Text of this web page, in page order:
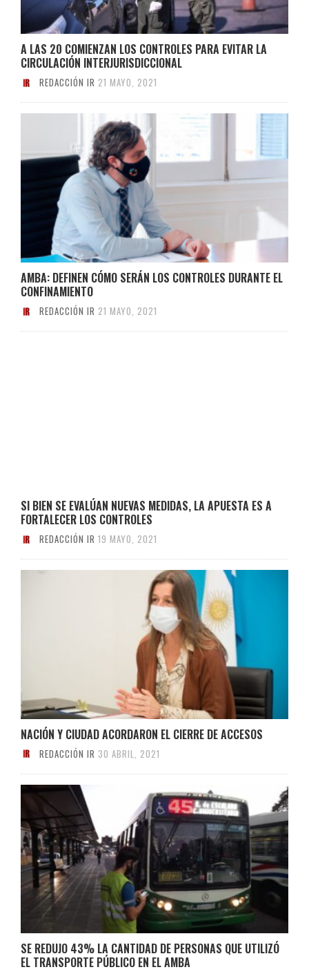
A LAS 20 COMIENZAN LOS CONTROLES PARA EVITAR LA
CIRCULACIÓN INTERJURISDICCIONAL
REDACCIÓN IR 21 MAYO, 2021
AMBA: DEFINEN CÓMO SERÁN LOS CONTROLES DURANTE EL
CONFINAMIENTO
REDACCIÓN IR 21 MAYO, 2021
SI BIEN SE EVALÚAN NUEVAS MEDIDAS, LA APUESTA ES A
FORTALECER LOS CONTROLES
REDACCIÓN IR 19 MAYO, 2021
NACIÓN Y CIUDAD ACORDARON EL CIERRE DE ACCESOS
REDACCIÓN IR 30 ABRIL, 2021
SE REDUJO 43% LA CANTIDAD DE PERSONAS QUE UTILIZÓ
EL TRANSPORTE PÚBLICO EN EL AMBA